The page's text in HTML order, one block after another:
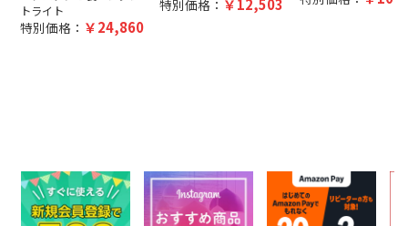
トライト
特別価格： 24,860
特別価格： 12,503